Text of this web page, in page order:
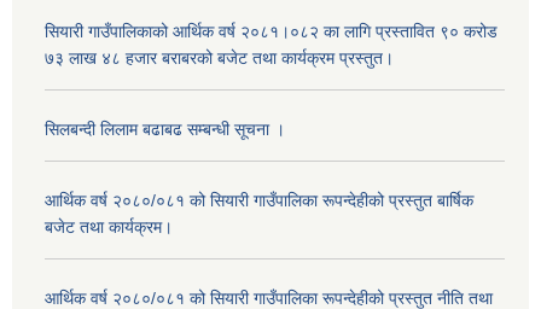
सियारी गाउँपालिकाको आर्थिक वर्ष २०८१।०८२ का लागि प्रस्तावित ९० करोड
७३ लाख ४८ हजार बराबरको बजेट तथा कार्यक्रम प्रस्तुत।
सिलबन्दी लिलाम बढाबढ सम्बन्धी सूचना ।
आर्थिक वर्ष २०८०/०८१ को सियारी गाउँपालिका रूपन्देहीको प्रस्तुत बार्षिक
बजेट तथा कार्यक्रम।
आर्थिक वर्ष २०८०/०८१ को सियारी गाउँपालिका रूपन्देहीको प्रस्तुत नीति तथा